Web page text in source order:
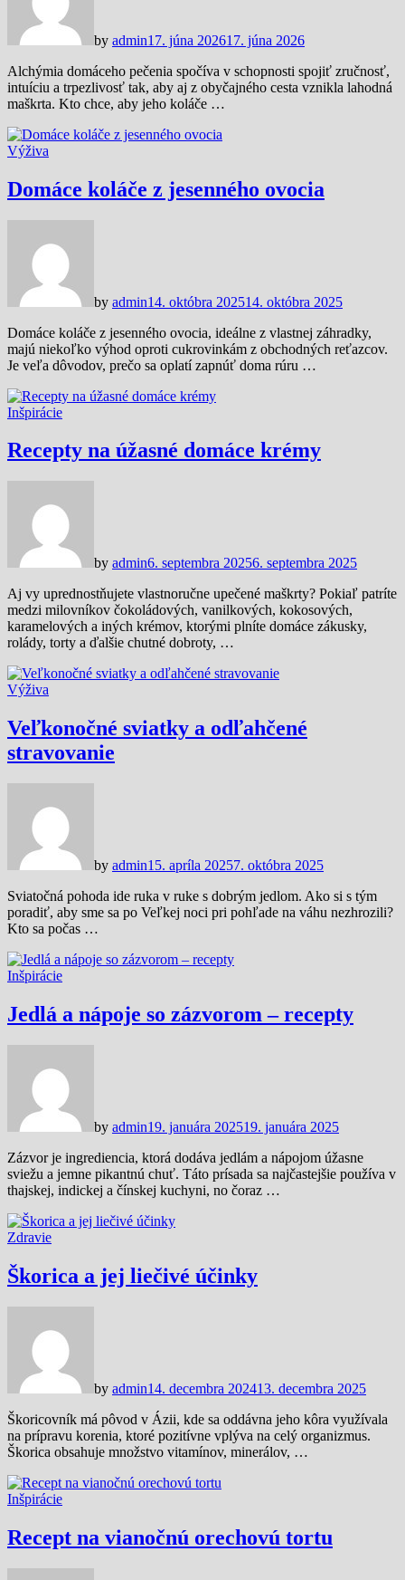
by admin17. júna 202617. júna 2026
Alchýmia domáceho pečenia spočíva v schopnosti spojiť zručnosť,
intuíciu a trpezlivosť tak, aby aj z obyčajného cesta vznikla lahodná
maškrta. Kto chce, aby jeho koláče …
Výživa
Domáce koláče z jesenného ovocia
by admin14. októbra 202514. októbra 2025
Domáce koláče z jesenného ovocia, ideálne z vlastnej záhradky,
majú niekoľko výhod oproti cukrovinkám z obchodných reťazcov.
Je veľa dôvodov, prečo sa oplatí zapnúť doma rúru …
Inšpirácie
Recepty na úžasné domáce krémy
by admin6. septembra 20256. septembra 2025
Aj vy uprednostňujete vlastnoručne upečené maškrty? Pokiaľ patríte
medzi milovníkov čokoládových, vanilkových, kokosových,
karamelových a iných krémov, ktorými plníte domáce zákusky,
rolády, torty a ďalšie chutné dobroty, …
Výživa
Veľkonočné sviatky a odľahčené
stravovanie
by admin15. apríla 20257. októbra 2025
Sviatočná pohoda ide ruka v ruke s dobrým jedlom. Ako si s tým
poradiť, aby sme sa po Veľkej noci pri pohľade na váhu nezhrozili?
Kto sa počas …
Inšpirácie
Jedlá a nápoje so zázvorom – recepty
by admin19. januára 202519. januára 2025
Zázvor je ingrediencia, ktorá dodáva jedlám a nápojom úžasne
sviežu a jemne pikantnú chuť. Táto prísada sa najčastejšie používa v
thajskej, indickej a čínskej kuchyni, no čoraz …
Zdravie
Škorica a jej liečivé účinky
by admin14. decembra 202413. decembra 2025
Škoricovník má pôvod v Ázii, kde sa oddávna jeho kôra využívala
na prípravu korenia, ktoré pozitívne vplýva na celý organizmus.
Škorica obsahuje množstvo vitamínov, minerálov, …
Inšpirácie
Recept na vianočnú orechovú tortu